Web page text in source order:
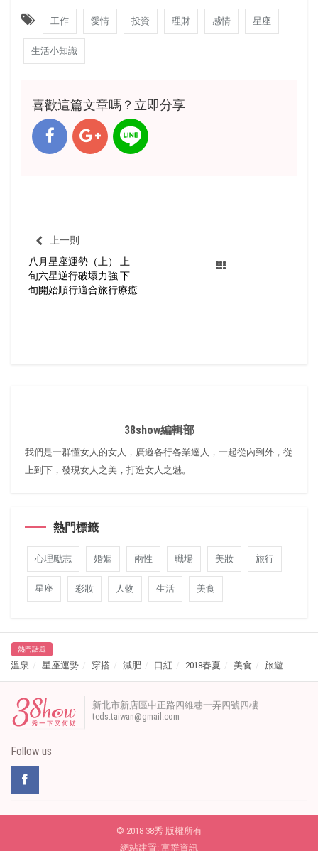
工作 愛情 投資 理財 感情 星座
生活小知識
喜歡這篇文章嗎？立即分享
上一則
八月星座運勢（上） 上
旬六星逆行破壞力強 下
旬開始順行適合旅行療癒
38show編輯部
我們是一群懂女人的女人，廣邀各行各業達人，一起從內到外，從
上到下，發現女人之美，打造女人之魅。
熱門標籤
心理勵志 婚姻 兩性 職場 美妝 旅行
星座 彩妝 人物 生活 美食
熱門話題
溫泉 星座運勢 穿搭 減肥 口紅 2018春夏 美食 旅遊
新北市新店區中正路四維巷一弄四號四樓
teds.taiwan@gmail.com
Follow us
© 2018 38秀 版權所有
網站建置: 富群資訊